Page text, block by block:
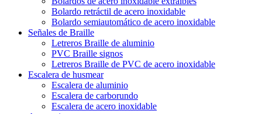
Bolardo retráctil de acero inoxidable
Bolardo semiautomático de acero inoxidable
Señales de Braille
Letreros Braille de aluminio
PVC Braille signos
Letreros Braille de PVC de acero inoxidable
Escalera de husmear
Escalera de aluminio
Escalera de carborundo
Escalera de acero inoxidable